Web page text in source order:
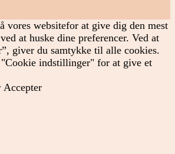
vores websitefor at give dig den mest
at huske dine preferencer. Ved at
giver du samtykke til alle cookies.
"Cookie indstillinger" for at give et
Accepter